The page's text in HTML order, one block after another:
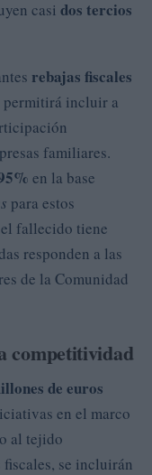
casi dos tercios
rebajas fiscales
permitirá incluir a
familiares.
en la base
para estos
fallecido tiene
responden a las
de la Comunidad
competitividad
de euros
en el marco
al tejido
se incluirán